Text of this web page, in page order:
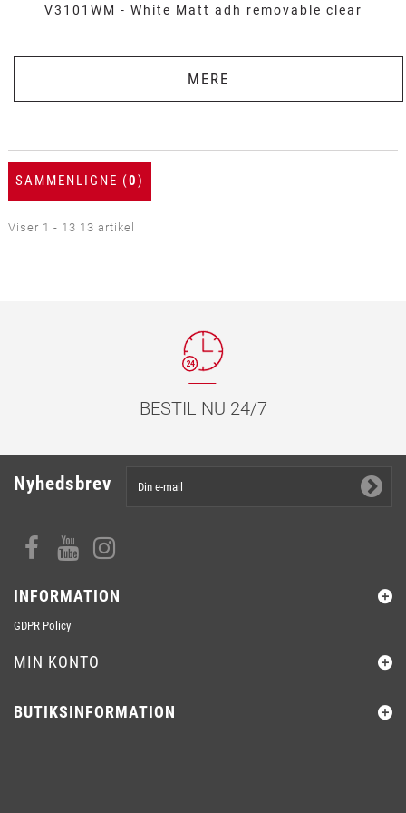
V3101WM - White Matt adh removable clear
MERE
SAMMENLIGNE (0)
Viser 1 - 13 13 artikel
BESTIL NU 24/7
Nyhedsbrev
INFORMATION
GDPR Policy
MIN KONTO
BUTIKSINFORMATION